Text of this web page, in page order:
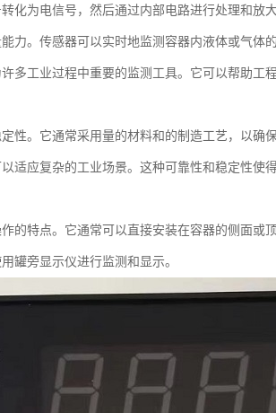
化为电信号，然后通过内部电路进行处理和放
力。传感器可以实时地监测容器内液体或气体
多工业过程中重要的监测工具。它可以帮助工
性。它通常采用量的材料和的制造工艺，以确
适应复杂的工业场景。这种可靠性和稳定性使
的特点。它通常可以直接安装在容器的侧面或
罐旁显示仪进行监测和显示。